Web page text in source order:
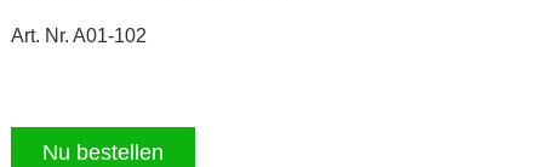
Art. Nr. A01-102
Nu bestellen